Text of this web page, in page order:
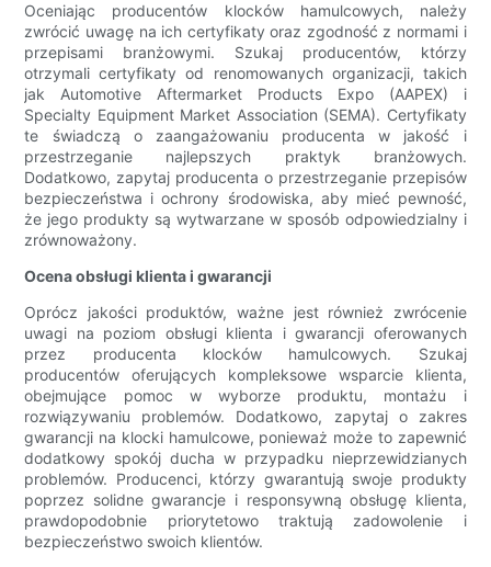
Oceniając producentów klocków hamulcowych, należy
zwrócić uwagę na ich certyfikaty oraz zgodność z normami i
przepisami branżowymi. Szukaj producentów, którzy
otrzymali certyfikaty od renomowanych organizacji, takich
jak Automotive Aftermarket Products Expo (AAPEX) i
Specialty Equipment Market Association (SEMA). Certyfikaty
te świadczą o zaangażowaniu producenta w jakość i
przestrzeganie najlepszych praktyk branżowych.
Dodatkowo, zapytaj producenta o przestrzeganie przepisów
bezpieczeństwa i ochrony środowiska, aby mieć pewność,
że jego produkty są wytwarzane w sposób odpowiedzialny i
zrównoważony.
Ocena obsługi klienta i gwarancji
Oprócz jakości produktów, ważne jest również zwrócenie
uwagi na poziom obsługi klienta i gwarancji oferowanych
przez producenta klocków hamulcowych. Szukaj
producentów oferujących kompleksowe wsparcie klienta,
obejmujące pomoc w wyborze produktu, montażu i
rozwiązywaniu problemów. Dodatkowo, zapytaj o zakres
gwarancji na klocki hamulcowe, ponieważ może to zapewnić
dodatkowy spokój ducha w przypadku nieprzewidzianych
problemów. Producenci, którzy gwarantują swoje produkty
poprzez solidne gwarancje i responsywną obsługę klienta,
prawdopodobnie priorytetowo traktują zadowolenie i
bezpieczeństwo swoich klientów.